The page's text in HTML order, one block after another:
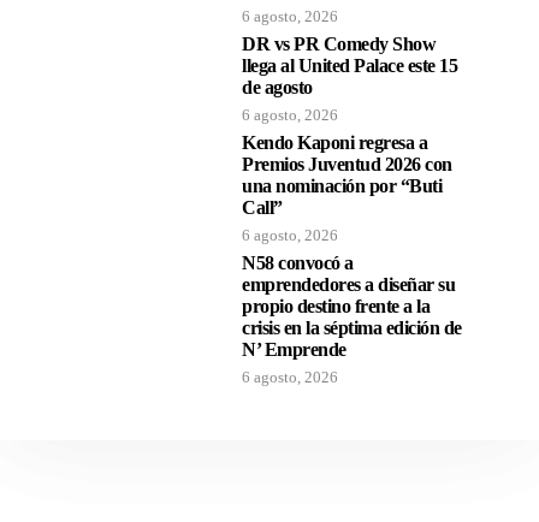
6 agosto, 2026
DR vs PR Comedy Show
llega al United Palace este 15
de agosto
6 agosto, 2026
Kendo Kaponi regresa a
Premios Juventud 2026 con
una nominación por “Buti
Call”
6 agosto, 2026
N58 convocó a
emprendedores a diseñar su
propio destino frente a la
crisis en la séptima edición de
N’ Emprende
6 agosto, 2026